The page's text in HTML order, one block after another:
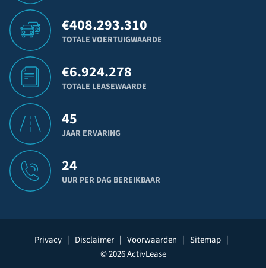
€408.293.310
TOTALE VOERTUIGWAARDE
€6.924.278
TOTALE LEASEWAARDE
45
JAAR ERVARING
24
UUR PER DAG BEREIKBAAR
Privacy | Disclaimer | Voorwaarden | Sitemap |
© 2026 ActivLease